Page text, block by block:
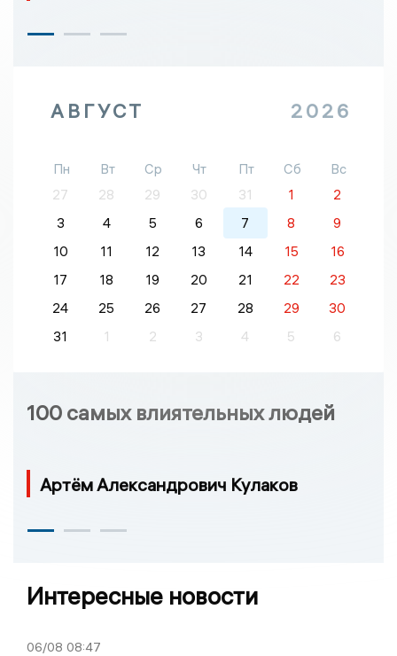
АВГУСТ 2026
Пн Вт Ср Чт Пт Сб
Вс
27
28 29 30 31 1
2
3
4 5 6 7 8
9
10
11 12 13 14 15
16
17
18 19 20 21 22
23
24
25 26 27 28 29
30
31
1 2 3 4 5 6
100 самых влиятельных людей
Артём Александрович Кулаков
Интересные новости
06/08 08:47